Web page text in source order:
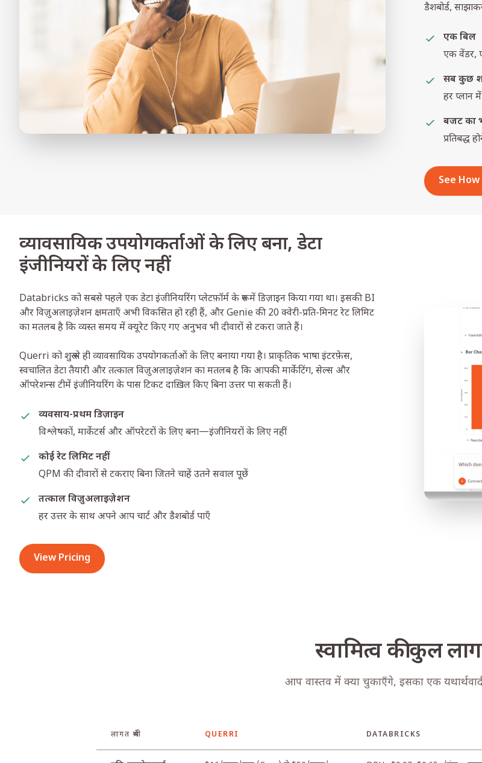
डैशबोर्ड,
एक बिल
एक वेंडर,
सब कुछ
हर प्लान
बजट का
प्रतिबद्ध
See
व्यावसायिक उपयोगकर्ताओं के लिए बना, डेटा
इंजीनियरों के लिए नहीं
Databricks को सबसे पहले एक डेटा इंजीनियरिंग प्लेटफ़ॉर्म के रूप में डिज़ाइन किया गया था। इसकी BI
और विज़ुअलाइज़ेशन क्षमताएँ अभी विकसित हो रही हैं, और Genie की 20 क्वेरी-प्रति-मिनट रेट लिमिट
का मतलब है कि व्यस्त समय में क्यूरेट किए गए अनुभव भी दीवारों से टकरा जाते हैं।
Querri को शुरू से ही व्यावसायिक उपयोगकर्ताओं के लिए बनाया गया है। प्राकृतिक भाषा इंटरफ़ेस,
स्वचालित डेटा तैयारी और तत्काल विज़ुअलाइज़ेशन का मतलब है कि आपकी मार्केटिंग, सेल्स और
ऑपरेशन्स टीमें इंजीनियरिंग के पास टिकट दाख़िल किए बिना उत्तर पा सकती हैं।
व्यवसाय-प्रथम डिज़ाइन
विश्लेषकों, मार्केटर्स और ऑपरेटरों के लिए बना—इंजीनियरों के लिए नहीं
कोई रेट लिमिट नहीं
QPM की दीवारों से टकराए बिना जितने चाहें उतने सवाल पूछें
तत्काल विज़ुअलाइज़ेशन
हर उत्तर के साथ अपने आप चार्ट और डैशबोर्ड पाएँ
View Pricing
स्वामित्व की कुल
आप वास्तव में क्या चुकाएँगे, इसका एक
लागत श्रेणी QUERRI DATABRICKS